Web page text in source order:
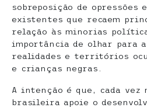
sobreposição de opressões
existentes que recaem
relação às minorias
importância de olhar para
realidades e territórios
e crianças negras.
A intenção é que, cada vez
brasileira apoie o